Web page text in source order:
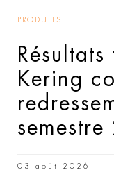
PRODUITS
Kering
03 août 2026